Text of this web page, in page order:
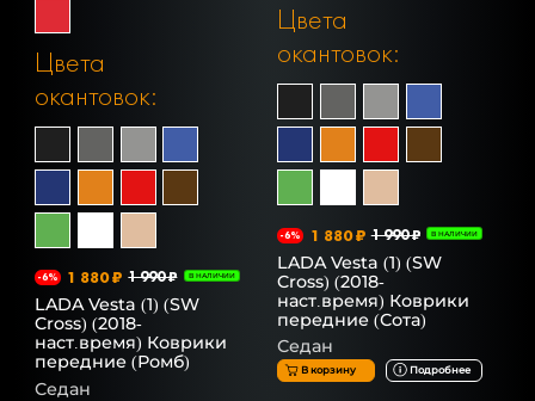
Цвета
окантовок:
-6% 1 880 ₽ 1 990 ₽ В НАЛИЧИИ
LADA Vesta (1) (SW
Cross) (2018-
наст.время) Коврики
передние (Ромб)
Седан
Цвета
окантовок:
-6% 1 880 ₽ 1 990 ₽ В НАЛИЧИИ
LADA Vesta (1) (SW
Cross) (2018-
наст.время) Коврики
передние (Сота)
Седан
В корзину Подробнее